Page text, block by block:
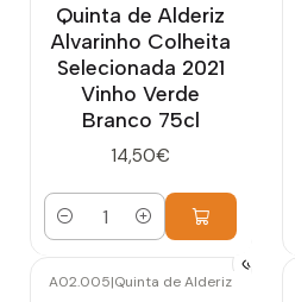
Quinta de Alderiz
Alvarinho Colheita
Selecionada 2021
Vinho Verde
Branco 75cl
14,50€
Quantidade
A02.005|Quinta de Alderiz